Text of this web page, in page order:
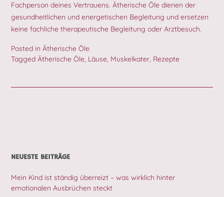
Fachperson deines Vertrauens. Ätherische Öle dienen der
gesundheitlichen und energetischen Begleitung und ersetzen
keine fachliche therapeutische Begleitung oder Arztbesuch.
Posted in Ätherische Öle
Tagged Ätherische Öle, Läuse, Muskelkater, Rezepte
NEUESTE BEITRÄGE
Mein Kind ist ständig überreizt – was wirklich hinter
emotionalen Ausbrüchen steckt